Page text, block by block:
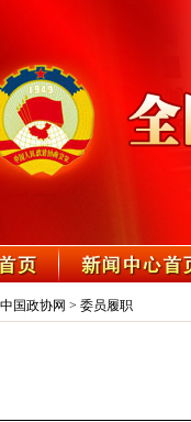
中国政协网 > 委员履职